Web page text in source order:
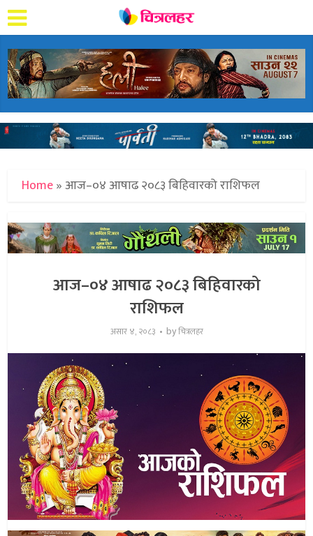
Home»आज–०४ आषाढ २०८३ बिहिवारको राशिफल
आज–०४ आषाढ २०८३ बिहिवारको
राशिफल
असार ४, २०८३ byचित्रलहर